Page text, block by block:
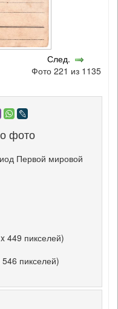
След.
Фото 221 из 1135
фото
Первой мировой
449 пикселей)
пикселей)